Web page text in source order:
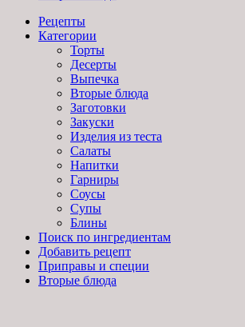
Рецепты
Категории
Торты
Десерты
Выпечка
Вторые блюда
Заготовки
Закуски
Изделия из теста
Салаты
Напитки
Гарниры
Соусы
Супы
Блины
Поиск по ингредиентам
Добавить рецепт
Приправы и специи
Вторые блюда